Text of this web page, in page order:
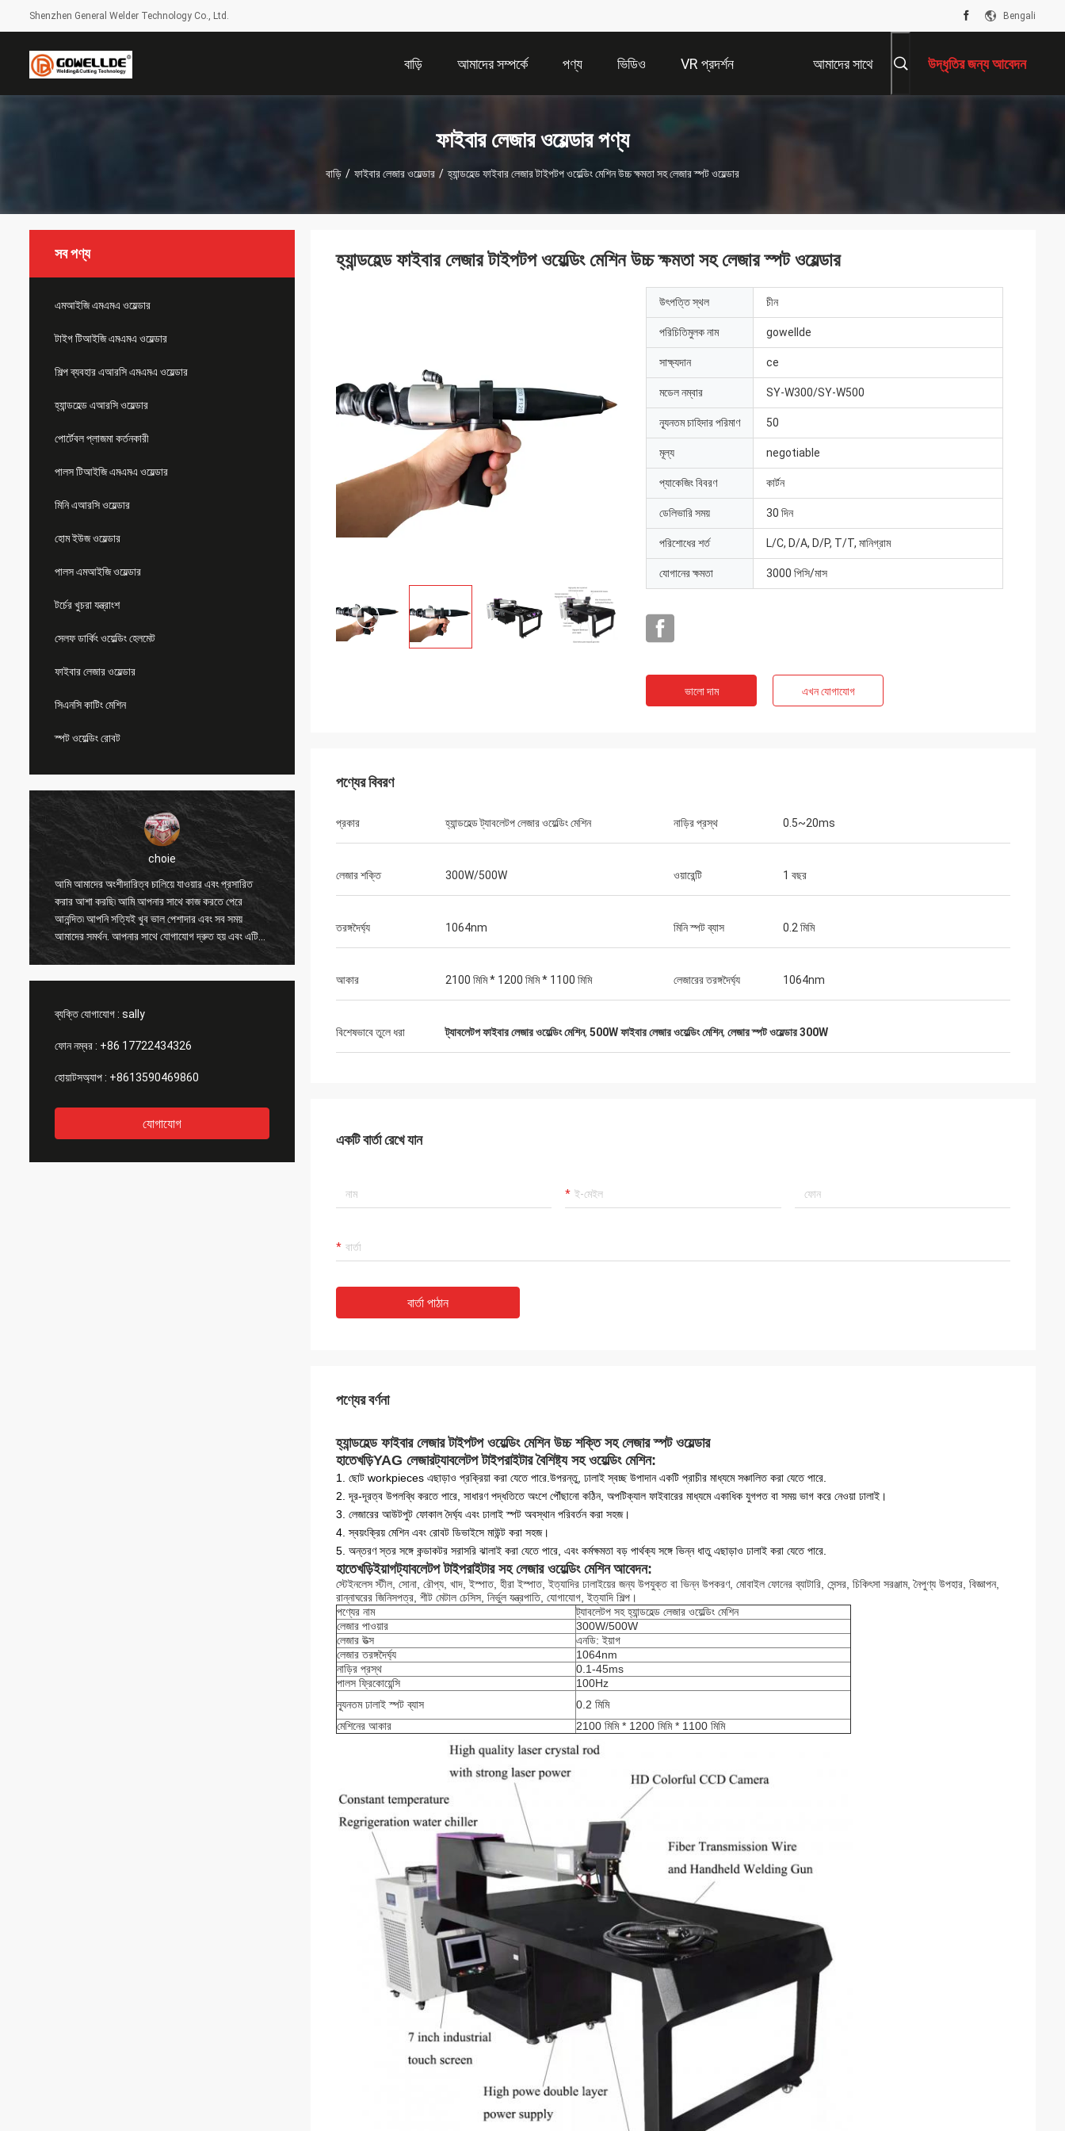
Shenzhen General Welder Technology Co., Ltd. Bengali
বাড়ি আমাদের সম্পর্কে পণ্য ভিডিও VR প্রদর্শন আমাদের সাথে উদ্ধৃতির জন্য আবেদন
ফাইবার লেজার ওয়েল্ডার পণ্য
বাড়ি / ফাইবার লেজার ওয়েল্ডার / হ্যান্ডহেল্ড ফাইবার লেজার টাইপটপ ওয়েল্ডিং মেশিন উচ্চ ক্ষমতা সহ লেজার স্পট ওয়েল্ডার
সব পণ্য
এমআইজি এমএমএ ওয়েল্ডার
টাইগ টিআইজি এমএমএ ওয়েল্ডার
শিল্প ব্যবহার এআরসি এমএমএ ওয়েল্ডার
হ্যান্ডহেল্ড এআরসি ওয়েল্ডার
পোর্টেবল প্লাজমা কর্তনকারী
পালস টিআইজি এমএমএ ওয়েল্ডার
মিনি এআরসি ওয়েল্ডার
হোম ইউজ ওয়েল্ডার
পালস এমআইজি ওয়েল্ডার
টর্চের খুচরা যন্ত্রাংশ
সেলফ ডার্কিং ওয়েল্ডিং হেলমেট
ফাইবার লেজার ওয়েল্ডার
সিএনসি কাটিং মেশিন
স্পট ওয়েল্ডিং রোবট
choie
আমি আমাদের অংশীদারিত্ব চালিয়ে যাওয়ার এবং প্রসারিত
করার আশা করছি৷ আমি আপনার সাথে কাজ করতে পেরে
আনন্দিত৷ আপনি সত্যিই খুব ভাল পেশাদার এবং সব সময়
আমাদের সমর্থন. আপনার সাথে যোগাযোগ দ্রুত হয় এবং এটি
সবচেয়ে গুরুত্বপূর্ণ বিষয়।
আমি আপনার সাথে সহযোগিতা করে সন্তুষ্ট, আপনি আমার এবং
এবং মূল্য যুক্তিসঙ্গত এবং প্রতিযোগিতামূলক, আমরা আপনার
ব্যক্তি যোগাযোগ : sally
ফোন নম্বর : +86 17722434326
হোয়াটসঅ্যাপ : +8613590469860
যোগাযোগ
হ্যান্ডহেল্ড ফাইবার লেজার টাইপটপ ওয়েল্ডিং মেশিন উচ্চ ক্ষমতা সহ লেজার স্পট ওয়েল্ডার
উৎপত্তি স্থল চীন
পরিচিতিমুলক নাম gowellde
সাক্ষ্যদান ce
মডেল নম্বার SY-W300/SY-W500
ন্যূনতম চাহিদার পরিমাণ 50
মূল্য negotiable
প্যাকেজিং বিবরণ কার্টন
ডেলিভারি সময় 30 দিন
পরিশোধের শর্ত L/C, D/A, D/P, T/T, মানিগ্রাম
যোগানের ক্ষমতা 3000 পিসি/মাস
ভালো দাম এখন যোগাযোগ
পণ্যের বিবরণ
প্রকার হ্যান্ডহেল্ড ট্যাবলেটপ লেজার ওয়েল্ডিং মেশিন নাড়ির প্রস্থ 0.5~20ms
লেজার শক্তি 300W/500W ওয়ারেন্টি 1 বছর
তরঙ্গদৈর্ঘ্য 1064nm মিনি স্পট ব্যাস 0.2 মিমি
আকার 2100 মিমি * 1200 মিমি * 1100 মিমি লেজারের তরঙ্গদৈর্ঘ্য 1064nm
বিশেষভাবে তুলে ধরা ট্যাবলেটপ ফাইবার লেজার ওয়েল্ডিং মেশিন, 500W ফাইবার লেজার ওয়েল্ডিং মেশিন, লেজার স্পট ওয়েল্ডার 300W
একটি বার্তা রেখে যান
বার্তা পাঠান
পণ্যের বর্ণনা
হ্যান্ডহেল্ড ফাইবার লেজার টাইপটপ ওয়েল্ডিং মেশিন উচ্চ শক্তি সহ লেজার স্পট ওয়েল্ডার
হাতেখড়িYAG লেজারট্যাবলেটপ টাইপরাইটার বৈশিষ্ট্য সহ ওয়েল্ডিং মেশিন:
1. ছোট workpieces এছাড়াও প্রক্রিয়া করা যেতে পারে.উপরন্তু, ঢালাই স্বচ্ছ উপাদান একটি প্রাচীর মাধ্যমে সঞ্চালিত করা যেতে পারে.
2. দূর-দূরত্ব উপলব্ধি করতে পারে, সাধারণ পদ্ধতিতে অংশে পৌঁছানো কঠিন, অপটিক্যাল ফাইবারের মাধ্যমে একাধিক যুগপত বা সময় ভাগ করে নেওয়া ঢালাই।
3. লেজারের আউটপুট ফোকাল দৈর্ঘ্য এবং ঢালাই স্পট অবস্থান পরিবর্তন করা সহজ।
4. স্বয়ংক্রিয় মেশিন এবং রোবট ডিভাইসে মাউন্ট করা সহজ।
5. অন্তরণ স্তর সঙ্গে কন্ডাকটর সরাসরি ঝালাই করা যেতে পারে, এবং কর্মক্ষমতা বড় পার্থক্য সঙ্গে ভিন্ন ধাতু এছাড়াও ঢালাই করা যেতে পারে.
হাতেখড়িইয়াগট্যাবলেটপ টাইপরাইটার সহ লেজার ওয়েল্ডিং মেশিন আবেদন:
স্টেইনলেস স্টীল, সোনা, রৌপ্য, খাদ, ইস্পাত, হীরা ইস্পাত, ইত্যাদির ঢালাইয়ের জন্য উপযুক্ত বা ভিন্ন উপকরণ, মোবাইল ফোনের ব্যাটারি, সেন্সর, চিকিৎসা সরঞ্জাম, নৈপুণ্য উপহার, বিজ্ঞাপন,
রান্নাঘরের জিনিসপত্র, শীট মেটাল চেসিস, নির্ভুল যন্ত্রপাতি, যোগাযোগ, ইত্যাদি শিল্প।
পণ্যের নাম
ট্যাবলেটপ সহ হ্যান্ডহেল্ড লেজার ওয়েল্ডিং মেশিন
লেজার পাওয়ার
300W/500W
লেজার উত্স
এনডি: ইয়াগ
লেজার তরঙ্গদৈর্ঘ্য
1064nm
নাড়ির প্রস্থ
0.1-45ms
পালস ফ্রিকোয়েন্সি
100Hz
ন্যূনতম ঢালাই স্পট ব্যাস
0.2 মিমি
মেশিনের আকার
2100 মিমি * 1200 মিমি * 1100 মিমি